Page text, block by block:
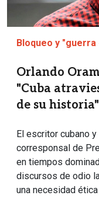
Bloqueo y "guerra
Orlando
"Cuba
de su historia"
El escritor cubano
corresponsal de
en tiempos
discursos de odio
una necesidad